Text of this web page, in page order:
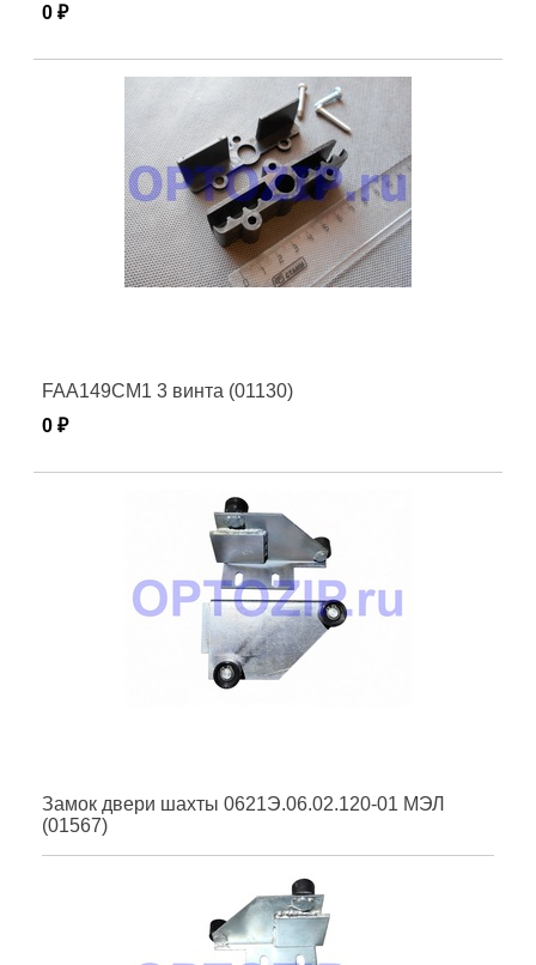
0 ₽
FAA149CM1 3 винта (01130)
0 ₽
Замок двери шахты 0621Э.06.02.120-01 МЭЛ
(01567)